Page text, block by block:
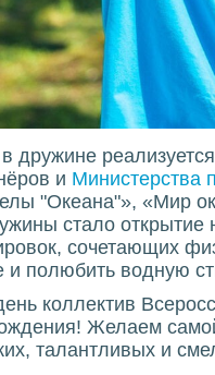
дружине
и Министерства
"Океана"», «Мир
стало открытие
сочетающих
и полюбить водную
коллектив
Желаем
талантливых и